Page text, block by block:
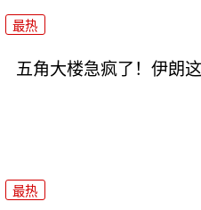
最热
五角大楼急疯了！伊朗
最热